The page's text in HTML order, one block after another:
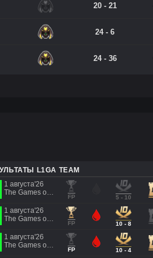
20 - 21
24 - 6
24 - 36
L1GA TEAM
1 августа'26
FP 5 - 10
1 августа'26
FP 10 - 8
1 августа'26
FP 10 - 4